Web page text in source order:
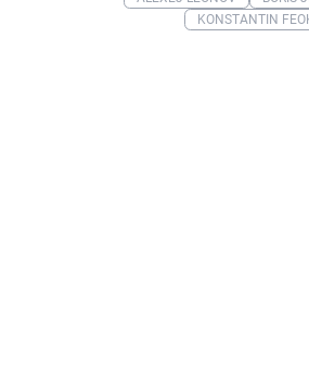
KONSTANTIN